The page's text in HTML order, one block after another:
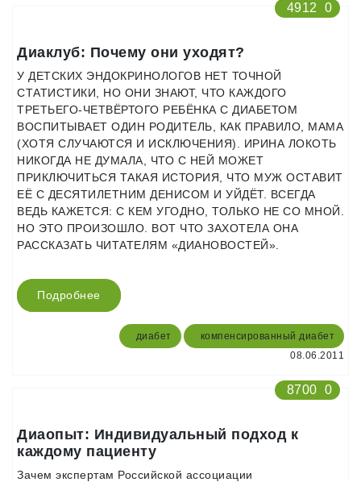
4912 0
Диаклуб: Почему они уходят?
У ДЕТСКИХ ЭНДОКРИНОЛОГОВ НЕТ ТОЧНОЙ
СТАТИСТИКИ, НО ОНИ ЗНАЮТ, ЧТО КАЖДОГО
ТРЕТЬЕГО-ЧЕТВЁРТОГО РЕБЁНКА С ДИАБЕТОМ
ВОСПИТЫВАЕТ ОДИН РОДИТЕЛЬ, КАК ПРАВИЛО, МАМА
(ХОТЯ СЛУЧАЮТСЯ И ИСКЛЮЧЕНИЯ). ИРИНА ЛОКОТЬ
НИКОГДА НЕ ДУМАЛА, ЧТО С НЕЙ МОЖЕТ
ПРИКЛЮЧИТЬСЯ ТАКАЯ ИСТОРИЯ, ЧТО МУЖ ОСТАВИТ
ЕЁ С ДЕСЯТИЛЕТНИМ ДЕНИСОМ И УЙДЁТ. ВСЕГДА
ВЕДЬ КАЖЕТСЯ: С КЕМ УГОДНО, ТОЛЬКО НЕ СО МНОЙ.
НО ЭТО ПРОИЗОШЛО. ВОТ ЧТО ЗАХОТЕЛА ОНА
РАССКАЗАТЬ ЧИТАТЕЛЯМ «ДИАНОВОСТЕЙ».
Подробнее
диабет
компенсированный диабет
08.06.2011
8700 0
Диаопыт: Индивидуальный подход к
каждому пациенту
Зачем экспертам Российской ассоциации